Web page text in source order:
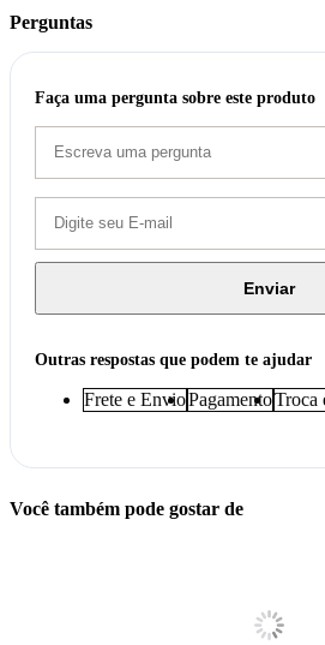
Perguntas
Faça uma pergunta sobre este produto
Enviar
Outras respostas que podem te ajudar
Frete e EnvioPagamentoTroca
Você também pode gostar de